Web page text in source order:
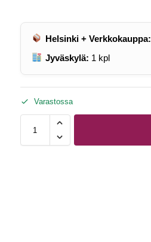
Helsinki + Verkkokauppa:
Jyväskylä: 1 kpl
Varastossa